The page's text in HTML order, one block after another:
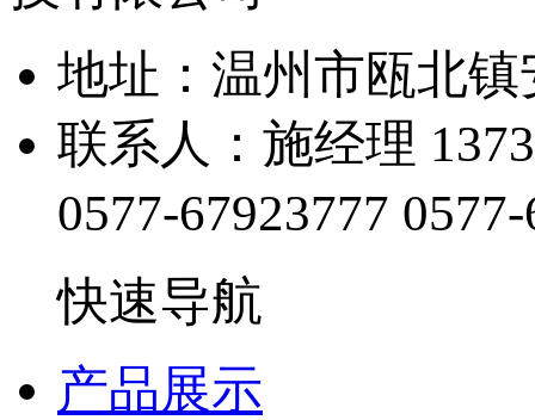
地址：温州市瓯北
联系人：施经理
0577-67923777
快速导航
产品展示